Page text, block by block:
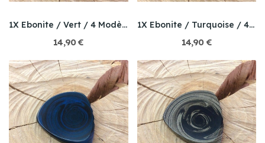
1X Ebonite / Vert / 4 Modèle au choix
14,90 €
1X Ebonite / Turquoise / 4 Modèle au choix
14,90 €